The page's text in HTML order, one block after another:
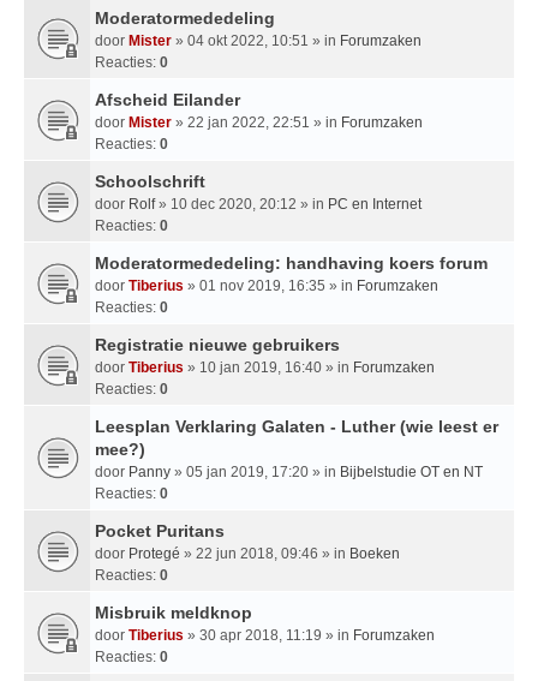
Moderatormededeling
door Mister » 04 okt 2022, 10:51 » in Forumzaken
Reacties: 0
Afscheid Eilander
door Mister » 22 jan 2022, 22:51 » in Forumzaken
Reacties: 0
Schoolschrift
door Rolf» 10 dec 2020, 20:12 » in PC en Internet
Reacties: 0
Moderatormededeling: handhaving koers forum
door Tiberius » 01 nov 2019, 16:35 » in Forumzaken
Reacties: 0
Registratie nieuwe gebruikers
door Tiberius » 10 jan 2019, 16:40 » in Forumzaken
Reacties: 0
Leesplan Verklaring Galaten - Luther (wie leest er
mee?)
door Panny » 05 jan 2019, 17:20 » in Bijbelstudie OT en NT
Reacties: 0
Pocket Puritans
door Protegé » 22 jun 2018, 09:46 » in Boeken
Reacties: 0
Misbruik meldknop
door Tiberius » 30 apr 2018, 11:19 » in Forumzaken
Reacties: 0